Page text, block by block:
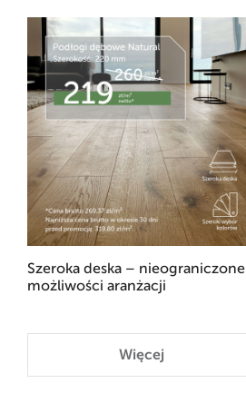
Szeroka deska – nieograniczone
możliwości aranżacji
Więcej